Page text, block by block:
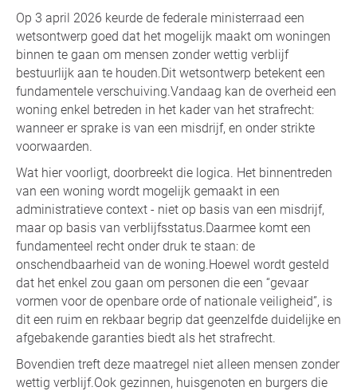
Op 3 april 2026 keurde de federale ministerraad een
wetsontwerp goed dat het mogelijk maakt om woningen
binnen te gaan om mensen zonder wettig verblijf
bestuurlijk aan te houden.Dit wetsontwerp betekent een
fundamentele verschuiving.Vandaag kan de overheid een
woning enkel betreden in het kader van het strafrecht:
wanneer er sprake is van een misdrijf, en onder strikte
voorwaarden.
Wat hier voorligt, doorbreekt die logica. Het binnentreden
van een woning wordt mogelijk gemaakt in een
administratieve context - niet op basis van een misdrijf,
maar op basis van verblijfsstatus.Daarmee komt een
fundamenteel recht onder druk te staan: de
onschendbaarheid van de woning.Hoewel wordt gesteld
dat het enkel zou gaan om personen die een “gevaar
vormen voor de openbare orde of nationale veiligheid”, is
dit een ruim en rekbaar begrip dat geenzelfde duidelijke en
afgebakende garanties biedt als het strafrecht.
Bovendien treft deze maatregel niet alleen mensen zonder
wettig verblijf.Ook gezinnen, huisgenoten en burgers die